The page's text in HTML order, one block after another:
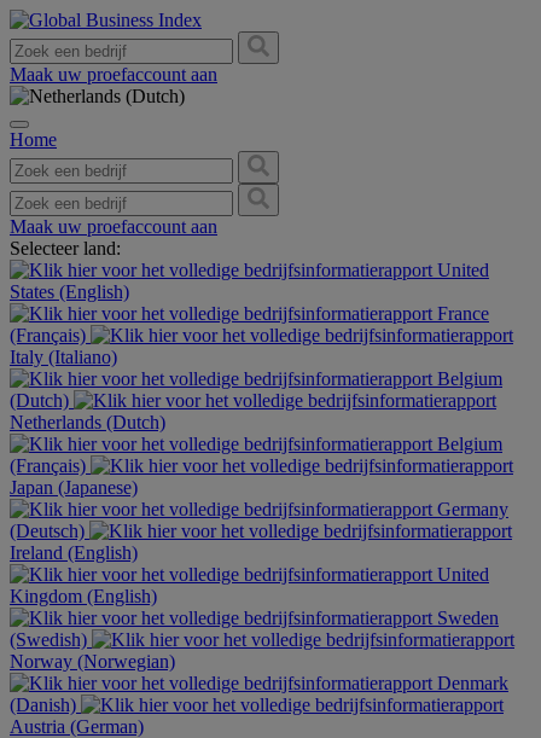
Maak uw proefaccount aan
Home
Maak uw proefaccount aan
Selecteer land:
United
States (English)
France
(Français)
Italy (Italiano)
Belgium
(Dutch)
Netherlands (Dutch)
Belgium
(Français)
Japan (Japanese)
Germany
(Deutsch)
Ireland (English)
United
Kingdom (English)
Sweden
(Swedish)
Norway (Norwegian)
Denmark
(Danish)
Austria (German)